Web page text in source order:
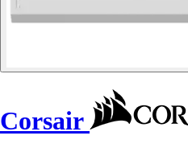
Corsair